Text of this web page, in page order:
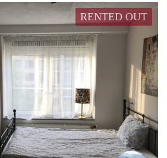
RENTED OUT